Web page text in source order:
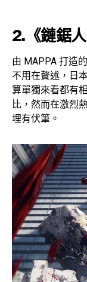
2. 《鏈鋸人
由 MAPPA 打造
不用在贅述，日
算單獨來看都有
比，然而在激烈
埋有伏筆。